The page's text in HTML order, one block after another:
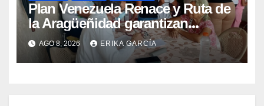
Plan Venezuela Renace y Ruta de
la Aragüeñidad garantizan
atención médica integral en
Aragua
AGO 8, 2026 ERIKA GARCÍA